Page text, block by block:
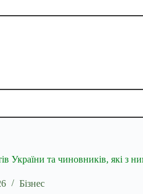
України та чиновників, які з
Бізнес